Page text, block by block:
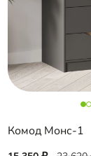
Комод Монс-1